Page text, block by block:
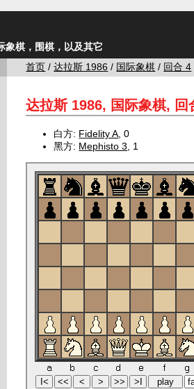
象棋，围棋，以及其它
首页 /达拉斯 1986 / 国际象棋 / 回合 4
达拉斯 1986, 国际象棋, 回
白方: Fidelity A , 0
黑方: Mephisto 3 , 1